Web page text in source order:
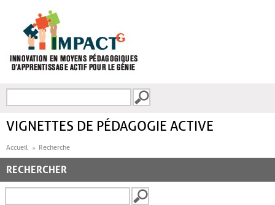
FORMULAIRE DE
VIGNETTES DE PÉDAGOGIE ACTIVE
Accueil Recherche
RECHERCHER